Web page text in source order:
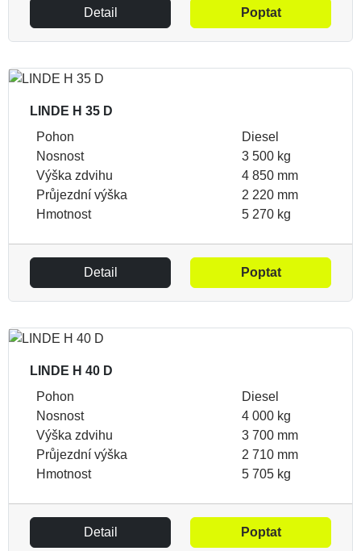
Detail Poptat
LINDE H 35 D
Pohon
Diesel
Nosnost
3 500 kg
Výška zdvihu
4 850 mm
Průjezdní výška
2 220 mm
Hmotnost
5 270 kg
Detail Poptat
LINDE H 40 D
Pohon
Diesel
Nosnost
4 000 kg
Výška zdvihu
3 700 mm
Průjezdní výška
2 710 mm
Hmotnost
5 705 kg
Detail Poptat